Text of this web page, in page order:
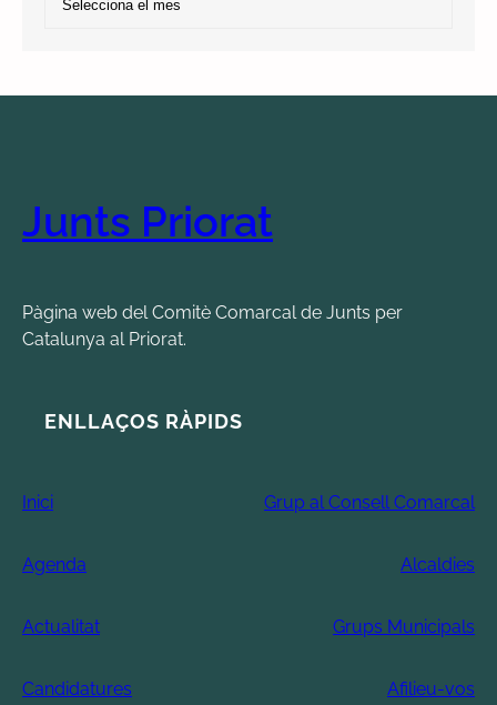
Junts Priorat
Pàgina web del Comitè Comarcal de Junts per
Catalunya al Priorat.
ENLLAÇOS RÀPIDS
Inici Grup al Consell Comarcal
Agenda Alcaldies
Actualitat Grups Municipals
Candidatures Afilieu-vos